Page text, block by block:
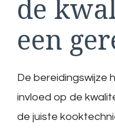
de
een
De bereidingswijze
invloed op de
de juiste